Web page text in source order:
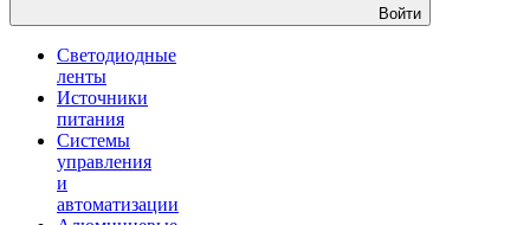
Войти
Светодиодные
ленты
Источники
питания
Системы
управления
и
автоматизации